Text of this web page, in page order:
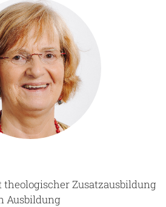
Zusatzausbildung
Ausbildung